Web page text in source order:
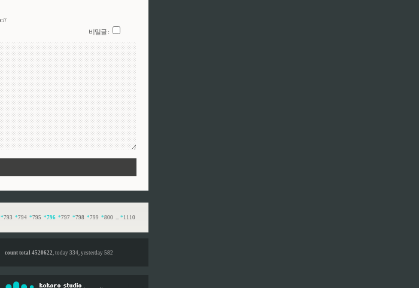
비밀글 :
*793 *794 *795 *796 *797 *798 *799 *800 ... * 1110
count total 4520622, today 334, yesterday 582